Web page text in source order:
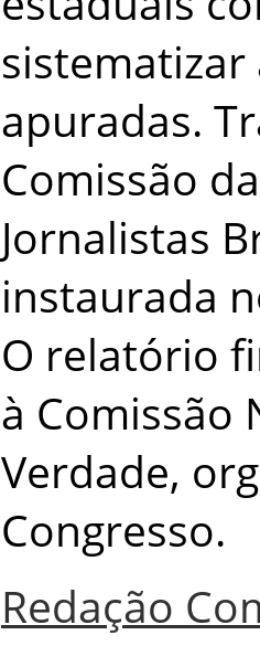
apuradas.
Comissão
Jornalistas
instaurada
O relatório
à Comissão
Verdade,
Congresso.
Redação